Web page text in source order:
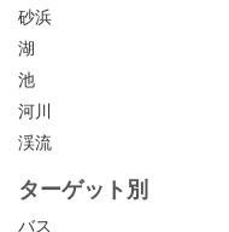
砂浜
湖
池
河川
渓流
ターゲット別
バス